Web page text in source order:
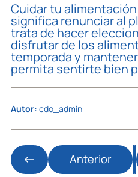
Cuidar tu
significa renunciar al
trata de hacer
disfrutar de los
temporada y
permita sentirte bien
Autor: cdo_admin
Anterior